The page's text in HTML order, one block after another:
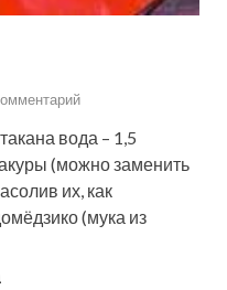
вода – 1,5
(можно заменить
их, как
(мука из